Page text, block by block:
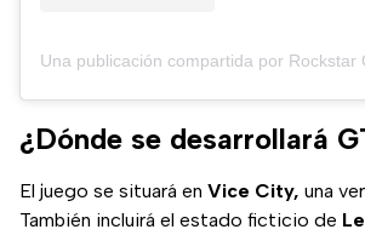
Una publicación compartida por
¿Dónde se desarrollará
El juego se situará en Vice City, una
También incluirá el estado ficticio de